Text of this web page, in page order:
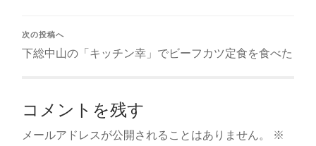
次の投稿へ
下総中山の「キッチン幸」でビーフカツ定食を食べた
コメントを残す
メールアドレスが公開されることはありません。
※